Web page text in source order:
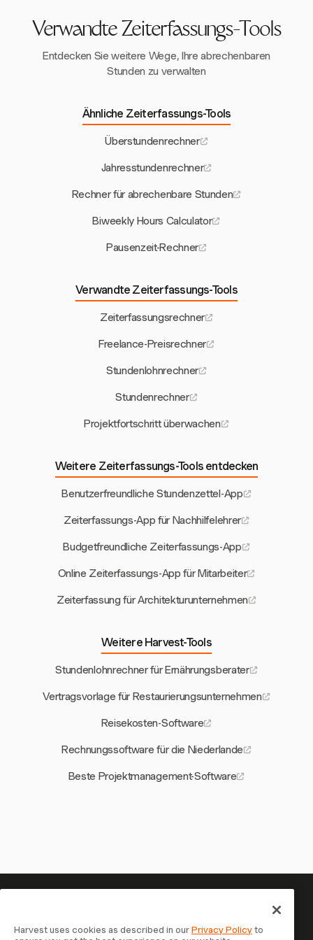
Verwandte Zeiterfassungs-Tools
Entdecken Sie weitere Wege, Ihre abrechenbaren
Stunden zu verwalten
Ähnliche Zeiterfassungs-Tools
Überstundenrechner
Jahresstundenrechner
Rechner für abrechenbare Stunden
Biweekly Hours Calculator
Pausenzeit-Rechner
Verwandte Zeiterfassungs-Tools
Zeiterfassungsrechner
Freelance-Preisrechner
Stundenlohnrechner
Stundenrechner
Projektfortschritt überwachen
Weitere Zeiterfassungs-Tools entdecken
Benutzerfreundliche Stundenzettel-App
Zeiterfassungs-App für Nachhilfelehrer
Budgetfreundliche Zeiterfassungs-App
Online Zeiterfassungs-App für Mitarbeiter
Zeiterfassung für Architekturunternehmen
Weitere Harvest-Tools
Stundenlohnrechner für Ernährungsberater
Vertragsvorlage für Restaurierungsunternehmen
Reisekosten-Software
Rechnungssoftware für die Niederlande
Beste Projektmanagement-Software
Ihre Zeit verdient es, erfasst zu
werden — starten Sie jetzt
Harvest uses cookies as described in ourPrivacy Policyto